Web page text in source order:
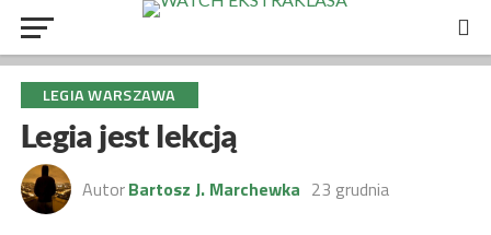
LEGIA WARSZAWA
Legia jest lekcją
AutorBartosz J. Marchewka 23 grudnia